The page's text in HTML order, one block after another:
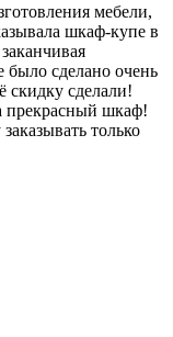
мебели,
шкаф-купе в
сделано очень
скидку сделали!
прекрасный шкаф!
только